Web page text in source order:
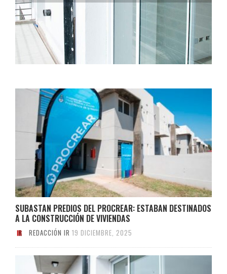
SUBASTAN PREDIOS DEL PROCREAR: ESTABAN DESTINADOS
A LA CONSTRUCCIÓN DE VIVIENDAS
REDACCIÓN IR 19 DICIEMBRE, 2025